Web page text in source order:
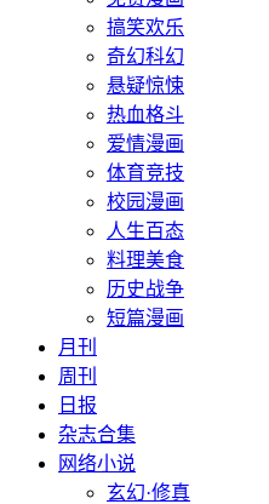
搞笑欢乐
奇幻科幻
悬疑惊悚
热血格斗
爱情漫画
体育竞技
校园漫画
人生百态
料理美食
历史战争
短篇漫画
月刊
周刊
日报
杂志合集
网络小说
玄幻·修真